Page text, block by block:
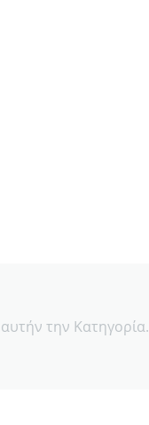
την Κατηγορία.